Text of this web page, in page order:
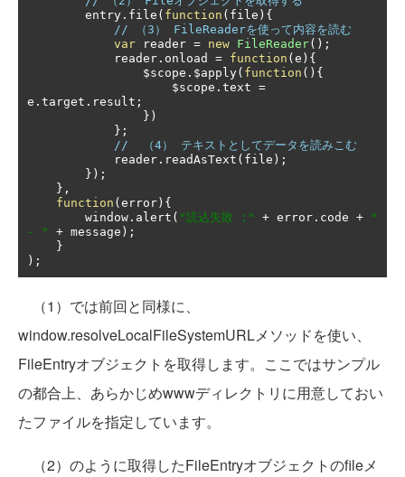
        entry
. file ( function ( file ){
// （3） FileReaderを使って内容を読む
var reader = new FileReader();
            reader
. onload = function ( e ){
                $scope
. $apply( function (){
                    $scope
. text =
e . target . result ;
})
};
//  （4） テキストとしてデータを読みこむ
            reader
. readAsText ( file );
});
},
function ( error ){
        window
. alert ( "読込失敗 :" + error . code +
"
- "
+ message );
}
);
（1）では前回と同様に、
window.resolveLocalFileSystemURLメソッドを使い、
FileEntryオブジェクトを取得します。ここではサンプル
の都合上、あらかじめwwwディレクトリに用意しておい
たファイルを指定しています。
（2）のように取得したFileEntryオブジェクトのfileメ